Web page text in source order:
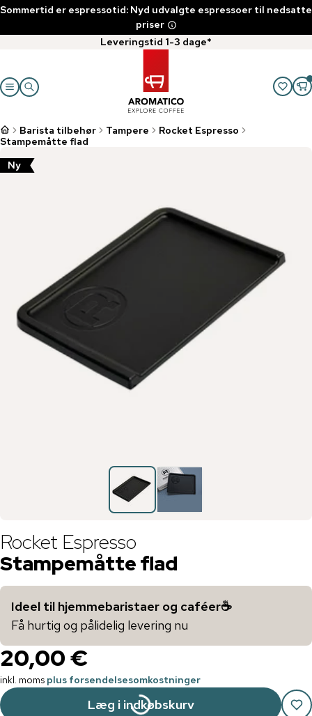
Sommertid er espressotid: Nyd udvalgte espressoer til nedsatte
priser
Leveringstid 1-3 dage*
Barista tilbehør Tampere
Rocket Espresso
Stampemåtte flad
Ny
Rocket Espresso
Stampemåtte flad
Ideel til hjemmebaristaer og caféer☕️
Få hurtig og pålidelig levering nu
20,00 €
inkl. moms plus forsendelsesomkostninger
Læg i indkøbskurv